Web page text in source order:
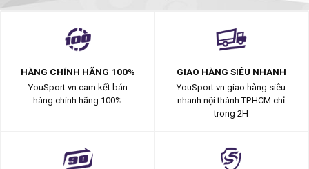
HÀNG CHÍNH HÃNG 100%
YouSport.vn cam kết bán
hàng chính hãng 100%
GIAO HÀNG SIÊU NHANH
YouSport.vn giao hàng siêu
nhanh nội thành TP.HCM chỉ
trong 2H